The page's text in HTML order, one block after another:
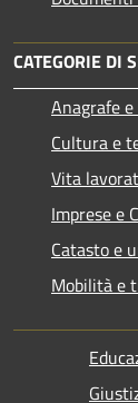
CATEGORIE DI
Anagrafe
Cultura e
Vita
Imprese e
Catasto e
Mobilità e